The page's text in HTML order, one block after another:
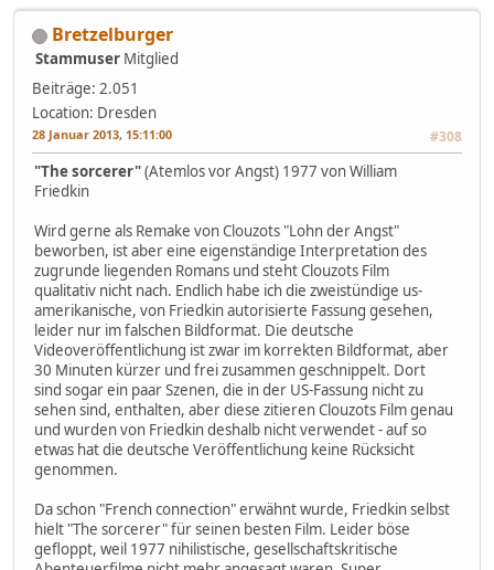
Bretzelburger
Stammuser Mitglied
Beiträge: 2.051
Location: Dresden
28 Januar 2013, 15:11:00 #308
"The sorcerer"(Atemlos vor Angst) 1977 von William
Friedkin
Wird gerne als Remake von Clouzots "Lohn der Angst"
beworben, ist aber eine eigenständige Interpretation des
zugrunde liegenden Romans und steht Clouzots Film
qualitativ nicht nach. Endlich habe ich die zweistündige us-
amerikanische, von Friedkin autorisierte Fassung gesehen,
leider nur im falschen Bildformat. Die deutsche
Videoveröffentlichung ist zwar im korrekten Bildformat, aber
30 Minuten kürzer und frei zusammen geschnippelt. Dort
sind sogar ein paar Szenen, die in der US-Fassung nicht zu
sehen sind, enthalten, aber diese zitieren Clouzots Film genau
und wurden von Friedkin deshalb nicht verwendet - auf so
etwas hat die deutsche Veröffentlichung keine Rücksicht
genommen.
Da schon "French connection" erwähnt wurde, Friedkin selbst
hielt "The sorcerer" für seinen besten Film. Leider böse
gefloppt, weil 1977 nihilistische, gesellschaftskritische